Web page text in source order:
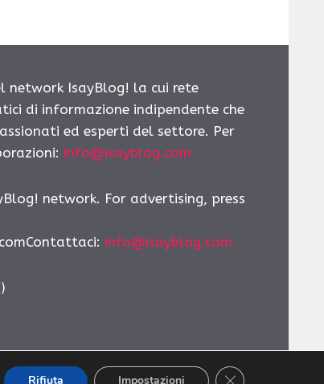
network IsayBlog! la cui rete
di informazione indipendente che
ed esperti del settore. Per
info@isayblog.com
network. For advertising, press
: info@isayblog.com
Rifiuta Impostazioni CLOSE GDPR